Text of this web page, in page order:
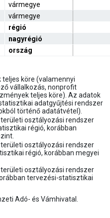
vármegye
vármegye
régió
nagyrégió
ország
köre (valamennyi
vállalkozás, nonprofit
teljes köre). Az adatok
adatgyűjtési rendszer
történő adatátvétel).
osztályozási rendszer
régió, korábban
osztályozási rendszer
régió, korábban megyei
osztályozási rendszer
tervezési-statisztikai
Adó- és Vámhivatal.